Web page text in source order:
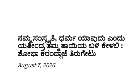
ನಮ್ಮ ಸಂಸ್ಕೃತಿ, ಧರ್ಮ ಯಾವುದು ಎಂದು
ಯತೀಂದ್ರ ತಮ್ಮ ತಾಯಿಯ ಬಳಿ ಕೇಳಲಿ :
ಶೋಭಾ ಕರಂದ್ಲಾಜೆ ತಿರುಗೇಟು
August 7, 2026